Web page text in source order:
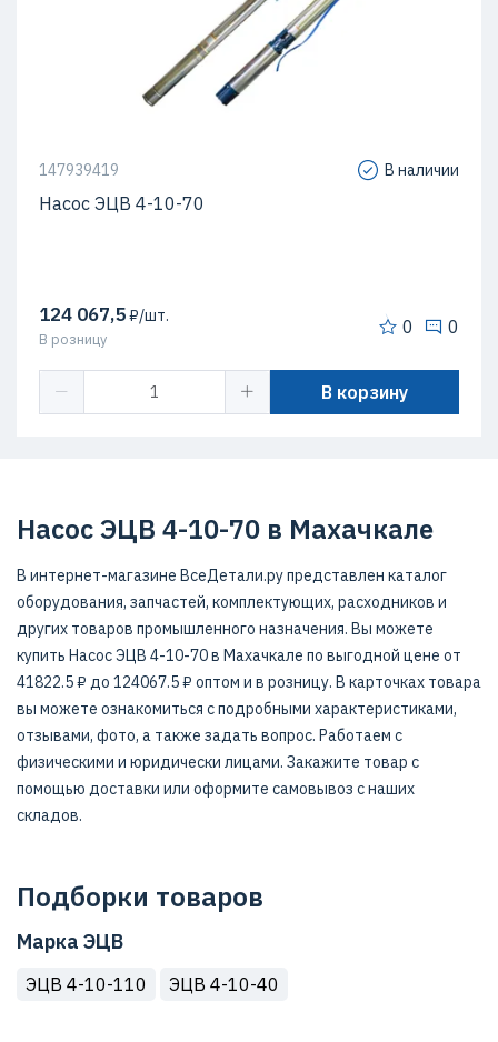
147939419 В наличии
Насос ЭЦВ 4-10-70
124 067,5₽/шт.
В розницу
0 0
В корзину
Насос ЭЦВ 4-10-70 в Махачкале
В интернет-магазине ВсеДетали.ру представлен каталог
оборудования, запчастей, комплектующих, расходников и
других товаров промышленного назначения. Вы можете
купить Насос ЭЦВ 4-10-70 в Махачкале по выгодной цене от
41822.5 ₽ до 124067.5 ₽ оптом и в розницу. В карточках товара
вы можете ознакомиться с подробными характеристиками,
отзывами, фото, а также задать вопрос. Работаем с
физическими и юридически лицами. Закажите товар с
помощью доставки или оформите самовывоз с наших
складов.
Подборки товаров
Марка ЭЦВ
ЭЦВ 4-10-110 ЭЦВ 4-10-40